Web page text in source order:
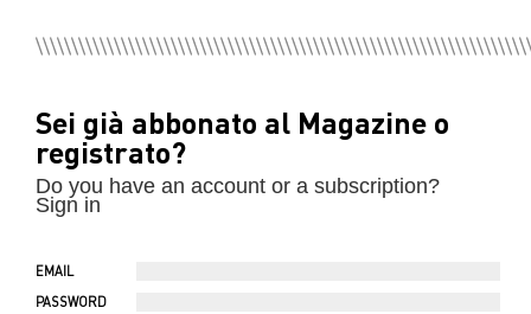
Sei già abbonato al Magazine o
registrato?
Do you have an account or a subscription?
Sign in
EMAIL
PASSWORD